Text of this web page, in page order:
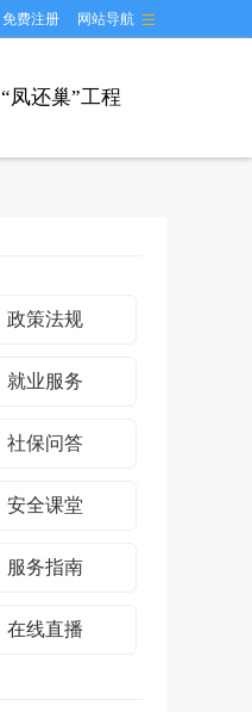
网站导航
免费注册
“凤还巢”工程
政策法规
就业服务
社保问答
安全课堂
服务指南
在线直播